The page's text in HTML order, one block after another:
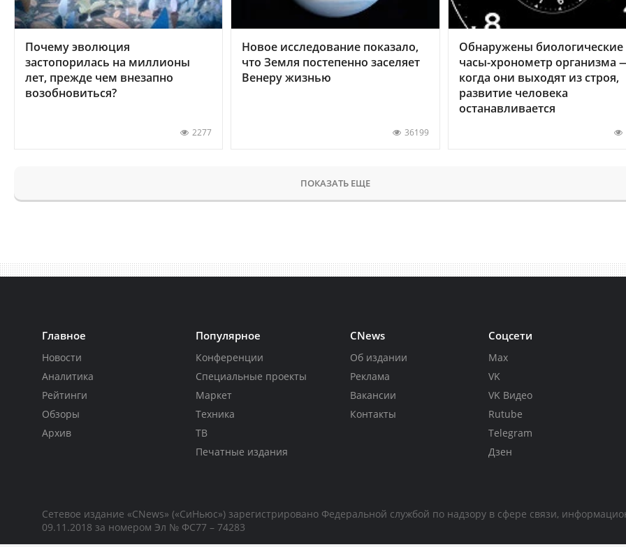
Почему эволюция
застопорилась на миллионы
лет, прежде чем внезапно
возобновиться?
2277
Новое исследование показало,
что Земля постепенно заселяет
Венеру жизнью
36199
Обнаружены биологические
часы-хронометр организма
когда они выходят из строя,
развитие человека
останавливается
ПОКАЗАТЬ ЕЩЕ
Главное
Новости
Аналитика
Рейтинги
Обзоры
Архив
Популярное
Конференции
Специальные проекты
Маркет
Техника
ТВ
Печатные издания
CNews
Об издании
Реклама
Вакансии
Контакты
Соцсети
Max
VK
VK Видео
Rutube
Telegram
Дзен
Сетевое издание «CNews» («СиНьюс») зарегистрировано Федеральной службой по надзору в сфере связи,
09.11.2018 за номером Эл № ФС77 – 74283